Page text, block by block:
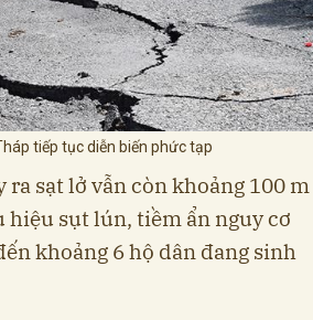
tiếp tục diễn biến phức tạp
sạt lở vẫn còn khoảng 100 m
hiệu sụt lún, tiềm ẩn nguy cơ
khoảng 6 hộ dân đang sinh